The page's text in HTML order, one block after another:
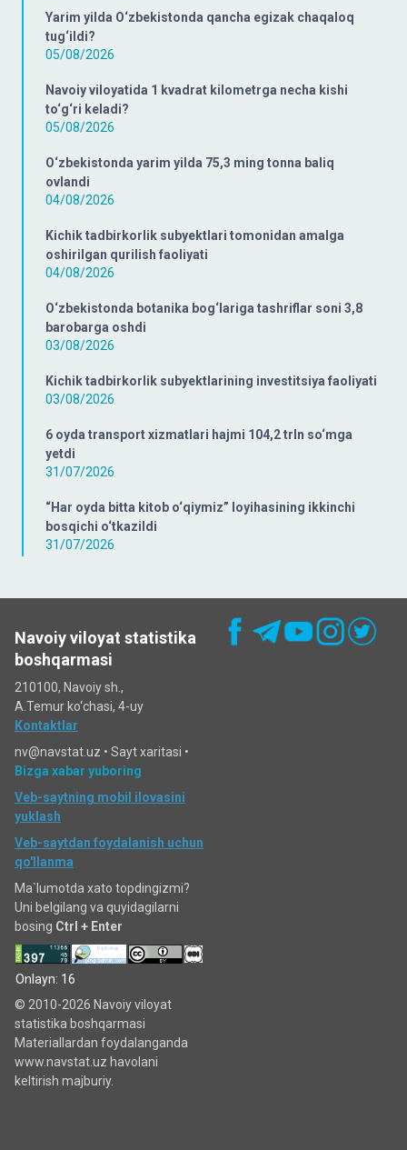
Yarim yilda O‘zbekistonda qancha egizak chaqaloq
tug‘ildi?
05/08/2026
Navoiy viloyatida 1 kvadrat kilometrga necha kishi
to‘g‘ri keladi?
05/08/2026
O‘zbekistonda yarim yilda 75,3 ming tonna baliq
ovlandi
04/08/2026
Kichik tadbirkorlik subyektlari tomonidan amalga
oshirilgan qurilish faoliyati
04/08/2026
O‘zbekistonda botanika bog‘lariga tashriflar soni 3,8
barobarga oshdi
03/08/2026
Kichik tadbirkorlik subyektlarining investitsiya faoliyati
03/08/2026
6 oyda transport xizmatlari hajmi 104,2 trln so‘mga
yetdi
31/07/2026
“Har oyda bitta kitob o‘qiymiz” loyihasining ikkinchi
bosqichi o‘tkazildi
31/07/2026
Navoiy viloyat statistika
boshqarmasi
210100, Navoiy sh.,
A.Temur ko‘chаsi, 4-uy
Kontaktlar
nv@navstat.uz • Sayt xaritasi •
Bizga xabar yuboring
Veb-saytning mobil ilovasini
yuklash
Veb-saytdan foydalanish uchun
qo'llanma
Ma`lumotda xato topdingizmi?
Uni belgilang va quyidagilarni
bosing Ctrl + Enter
Onlayn: 16
© 2010-2026 Navoiy viloyat
statistika boshqarmasi
Materiallardan foydalanganda
www.navstat.uz havolani
keltirish majburiy.